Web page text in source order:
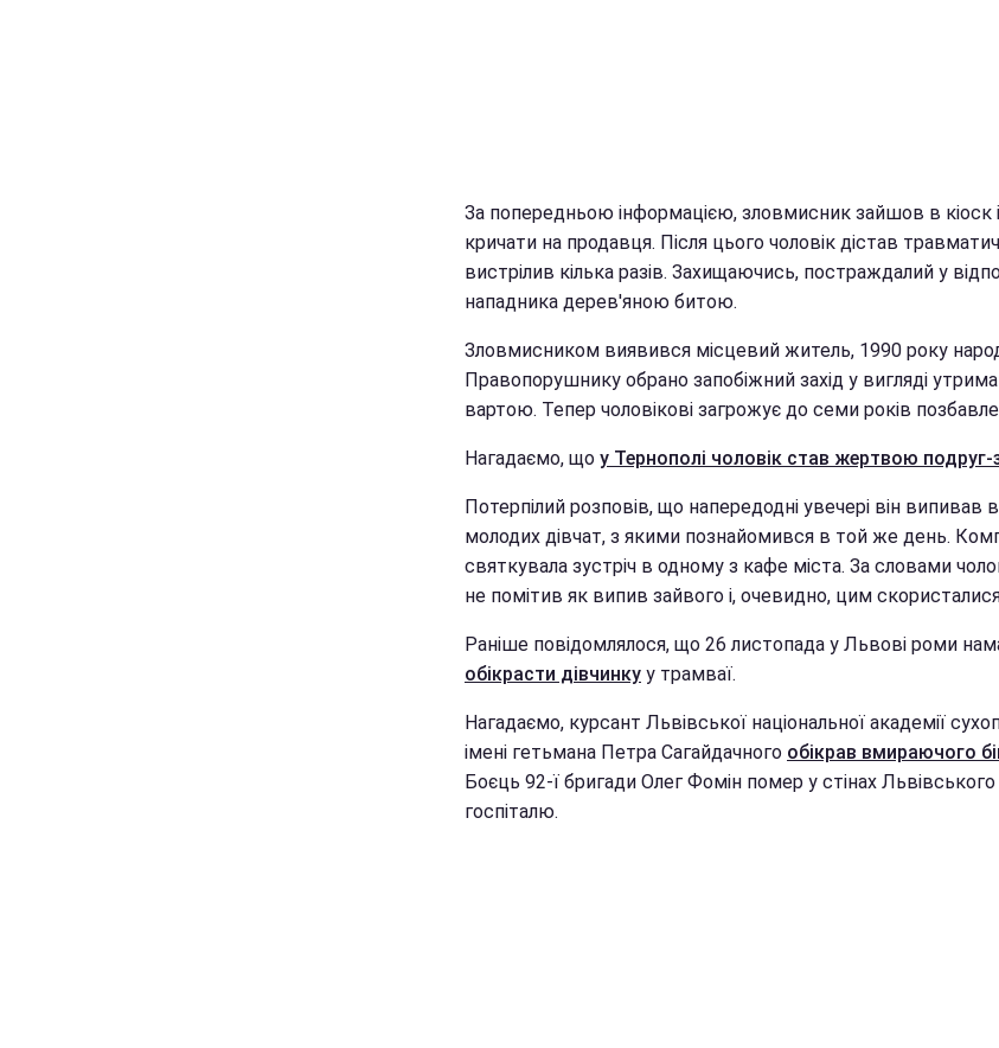
За попередньою інформацією, зловмисник зайшов в кіоск
кричати на продавця. Після цього чоловік дістав
вистрілив кілька разів. Захищаючись, постраждалий у
нападника дерев'яною битою.
Зловмисником виявився місцевий житель, 1990 року
Правопорушнику обрано запобіжний захід у вигляді
вартою. Тепер чоловікові загрожує до семи років
Нагадаємо, що у Тернополі чоловік став жертвою подруг-
Потерпілий розповів, що напередодні увечері він випивав
молодих дівчат, з якими познайомився в той же день.
святкувала зустріч в одному з кафе міста. За словами
не помітив як випив зайвого і, очевидно, цим
Раніше повідомлялося, що 26 листопада у Львові роми
обікрасти дівчинку у трамваї.
Нагадаємо, курсант Львівської національної академії
імені гетьмана Петра Сагайдачного обікрав вмираючого
Боєць 92-ї бригади Олег Фомін помер у стінах
госпіталю.